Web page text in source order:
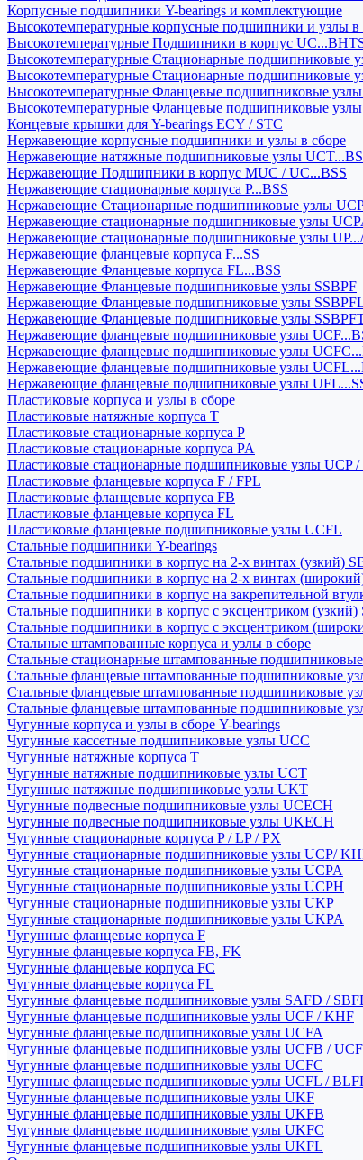
Корпусные подшипники Y-bearings и комплектующие
Высокотемпературные корпусные подшипники и узлы в
Высокотемпературные Подшипники в корпус
Высокотемпературные Стационарные подшипниковые
Высокотемпературные Стационарные подшипниковые
Высокотемпературные Фланцевые подшипниковые
Высокотемпературные Фланцевые подшипниковые
Концевые крышки для Y-bearings ECY / STC
Нержавеющие корпусные подшипники и узлы в сборе
Нержавеющие натяжные подшипниковые узлы
Нержавеющие Подшипники в корпус MUC / UC...BSS
Нержавеющие стационарные корпуса P...BSS
Нержавеющие Стационарные подшипниковые узлы
Нержавеющие стационарные подшипниковые узлы
Нержавеющие стационарные подшипниковые узлы UP.../
Нержавеющие фланцевые корпуса F...SS
Нержавеющие Фланцевые корпуса FL...BSS
Нержавеющие Фланцевые подшипниковые узлы SSBPF
Нержавеющие Фланцевые подшипниковые узлы
Нержавеющие Фланцевые подшипниковые узлы
Нержавеющие фланцевые подшипниковые узлы
Нержавеющие фланцевые подшипниковые узлы
Нержавеющие фланцевые подшипниковые узлы
Нержавеющие фланцевые подшипниковые узлы
Пластиковые корпуса и узлы в сборе
Пластиковые натяжные корпуса T
Пластиковые стационарные корпуса P
Пластиковые стационарные корпуса PA
Пластиковые стационарные подшипниковые узлы UCP /
Пластиковые фланцевые корпуса F / FPL
Пластиковые фланцевые корпуса FB
Пластиковые фланцевые корпуса FL
Пластиковые фланцевые подшипниковые узлы UCFL
Стальные подшипники Y-bearings
Стальные подшипники в корпус на 2-х винтах (узкий)
Стальные подшипники в корпус на 2-х винтах
Стальные подшипники в корпус на закрепительной
Стальные подшипники в корпус с эксцентриком
Стальные подшипники в корпус с эксцентриком
Стальные штампованные корпуса и узлы в сборе
Стальные стационарные штампованные
Стальные фланцевые штампованные подшипниковые
Стальные фланцевые штампованные подшипниковые
Стальные фланцевые штампованные подшипниковые
Чугунные корпуса и узлы в сборе Y-bearings
Чугунные кассетные подшипниковые узлы UCC
Чугунные натяжные корпуса T
Чугунные натяжные подшипниковые узлы UCT
Чугунные натяжные подшипниковые узлы UKT
Чугунные подвесные подшипниковые узлы UCECH
Чугунные подвесные подшипниковые узлы UKECH
Чугунные стационарные корпуса P / LP / PX
Чугунные стационарные подшипниковые узлы UCP/
Чугунные стационарные подшипниковые узлы UCPA
Чугунные стационарные подшипниковые узлы UCPH
Чугунные стационарные подшипниковые узлы UKP
Чугунные стационарные подшипниковые узлы UKPA
Чугунные фланцевые корпуса F
Чугунные фланцевые корпуса FB, FK
Чугунные фланцевые корпуса FC
Чугунные фланцевые корпуса FL
Чугунные фланцевые подшипниковые узлы SAFD /
Чугунные фланцевые подшипниковые узлы UCF / KHF
Чугунные фланцевые подшипниковые узлы UCFA
Чугунные фланцевые подшипниковые узлы UCFB /
Чугунные фланцевые подшипниковые узлы UCFC
Чугунные фланцевые подшипниковые узлы UCFL /
Чугунные фланцевые подшипниковые узлы UKF
Чугунные фланцевые подшипниковые узлы UKFB
Чугунные фланцевые подшипниковые узлы UKFC
Чугунные фланцевые подшипниковые узлы UKFL